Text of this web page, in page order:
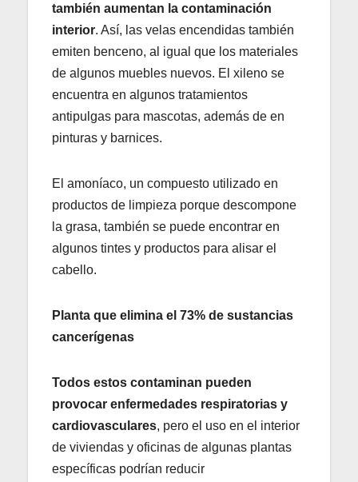
también aumentan la contaminación
interior. Así, las velas encendidas también
emiten benceno, al igual que los materiales
de algunos muebles nuevos. El xileno se
encuentra en algunos tratamientos
antipulgas para mascotas, además de en
pinturas y barnices.
El amoníaco, un compuesto utilizado en
productos de limpieza porque descompone
la grasa, también se puede encontrar en
algunos tintes y productos para alisar el
cabello.
Planta que elimina el 73% de sustancias
cancerígenas
Todos estos contaminan pueden
provocar enfermedades respiratorias y
cardiovasculares, pero el uso en el interior
de viviendas y oficinas de algunas plantas
específicas podrían reducir